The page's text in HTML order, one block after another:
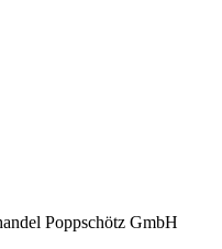
Poppschötz GmbH